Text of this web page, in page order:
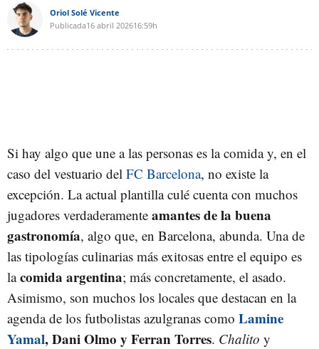
Oriol Solé Vicente
Publicada16 abril 202616:59h
Si hay algo que une a las personas es la comida y, en el
caso del vestuario del FC Barcelona, no existe la
excepción. La actual plantilla culé cuenta con muchos
jugadores verdaderamente amantes de la buena
gastronomía, algo que, en Barcelona, abunda. Una de
las tipologías culinarias más exitosas entre el equipo es
lacomida argentina; más concretamente, el asado.
Asimismo, son muchos los locales que destacan en la
agenda de los futbolistas azulgranas como Lamine
Yamal, Dani Olmo y Ferran Torres. Chalito y